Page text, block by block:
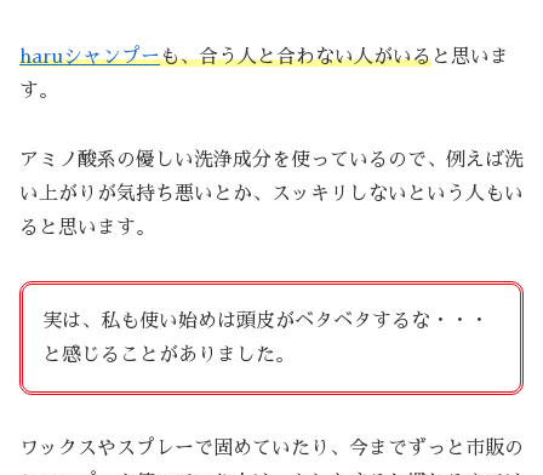
haruシャンプーも、合う人と合わない人がいると思いま
す。
アミノ酸系の優しい洗浄成分を使っているので、例えば洗
い上がりが気持ち悪いとか、スッキリしないという人もい
ると思います。
実は、私も使い始めは頭皮がベタベタするな・・・
と感じることがありました。
ワックスやスプレーで固めていたり、今までずっと市販の